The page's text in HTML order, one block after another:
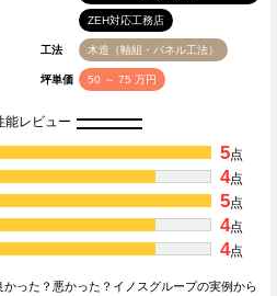
ZEH対応工務店
工法 木造（軸組・パネル工法）
坪単価 50 ～ 75 万円
能レビュー
5点
4点
5点
4点
4点
った？悪かった？イノスグループの実例から